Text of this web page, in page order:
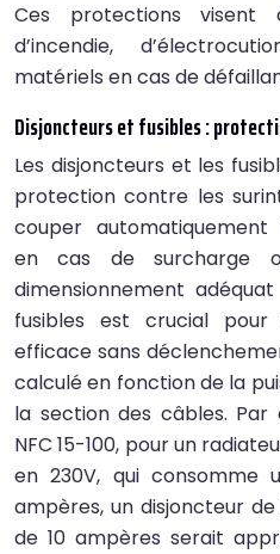
Ces protections visent
d’incendie,
matériels en cas de
Disjoncteurs et fusibles :
Les disjoncteurs et les
protection contre les
couper automatiquement
en cas de surcharge
dimensionnement
fusibles est crucial
efficace sans
calculé en fonction de la
la section des câbles.
NFC 15-100, pour un
en 230V, qui consomme
ampères, un disjoncteur
de 10 ampères serait